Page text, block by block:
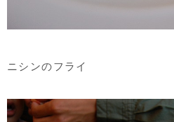
ニシンのフライ